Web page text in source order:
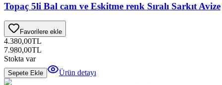
Topaç 5li Bal cam ve Eskitme renk Sıralı Sarkıt Avize
Favorilere ekle
4.380,00TL
7.980,00TL
Stokta var
Sepete Ekle Ürün detayı